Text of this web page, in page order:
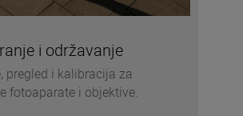
i održavanje
pregled i kalibracija za
fotoaparate i objektive.